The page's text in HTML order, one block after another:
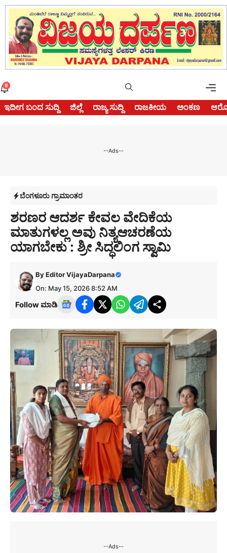
Skip
content
8
ಇದೀಗ ಬಂದ ಸುದ್ದಿ ಜಿಲ್ಲೆ ರಾಜ್ಯ ಸುದ್ದಿ ರಾಜಕೀಯ ಅಂಕಣ
--Ads--
ಬೆಂಗಳೂರು ಗ್ರಾಮಾಂತರ
ಶರಣರ ಆದರ್ಶ ಕೇವಲ ವೇದಿಕೆಯ
ಮಾತುಗಳಲ್ಲ ಅವು ನಿತ್ಯಆಚರಣೆಯ
ಯಾಗಬೇಕು : ಶ್ರೀ ಸಿದ್ಧಲಿಂಗ ಸ್ವಾಮಿ
ByEditor VijayaDarpana
On: May 15, 2026 8:52 AM
Follow ಮಾಡಿ
--Ads--